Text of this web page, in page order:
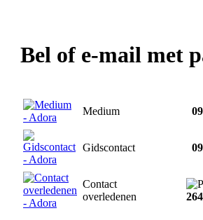
Bel of e-mail met
Medium
Gidscontact
Contact
overledenen